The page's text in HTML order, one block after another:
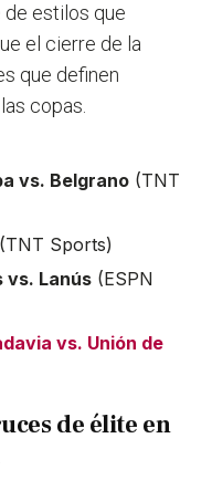
de estilos que
el cierre de la
que definen
copas.
vs. Belgrano (TNT
(TNT Sports)
vs. Lanús (ESPN
vs. Unión de
de élite en